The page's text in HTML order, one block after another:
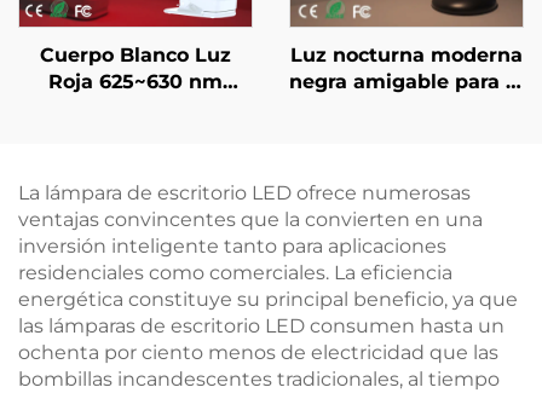
Cuerpo Blanco Luz
Roja 625~630 nm
Batería de 800 mAh
Duración de 60 Horas
Carga Rápida en 1
Hora
Luz nocturna moderna
negra amigable para el
4000K, regulador
inteligente con
memoria, batería de
1800 mAh y 18 horas
de duración
La lámpara de escritorio LED ofrece numerosas
ventajas convincentes que la convierten en una
inversión inteligente tanto para aplicaciones
residenciales como comerciales. La eficiencia
energética constituye su principal beneficio, ya que
las lámparas de escritorio LED consumen hasta un
ochenta por ciento menos de electricidad que las
bombillas incandescentes tradicionales, al tiempo